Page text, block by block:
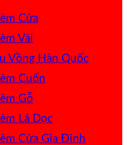
Cửa
Vải
Vồng Hàn Quốc
Cuốn
Gỗ
Lá Dọc
Cửa Gia Đình